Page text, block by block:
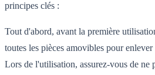
principes clés :
Tout d'abord, avant la première
toutes les pièces amovibles pour
Lors de l'utilisation, assurez-vous de ne